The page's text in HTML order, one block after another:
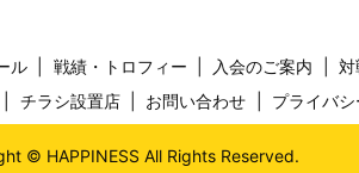
ル 戦績・トロフィー 入会のご案内 対
チラシ設置店 お問い合わせ プライバ
© HAPPINESS All Rights Reserved.